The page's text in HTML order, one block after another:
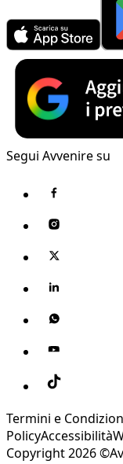
Segui Avvenire su
Termini e
PolicyAccessibilità
Copyright 2026